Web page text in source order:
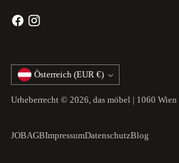
Währung Österreich (EUR €)
Urheberrecht © 2026, das möbel | 1060 Wien
JOBAGBImpressumDatenschutzBlog